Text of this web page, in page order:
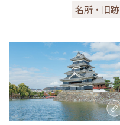
名所・旧跡